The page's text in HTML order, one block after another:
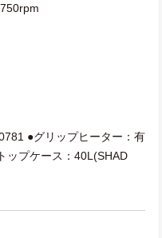
●グリップヒーター：有
ップケース：40L(SHAD